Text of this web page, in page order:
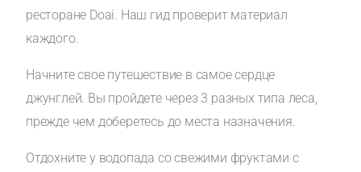
ресторане Doai. Наш гид проверит материал
каждого.
Начните свое путешествие в самое сердце
джунглей. Вы пройдете через 3 разных типа леса,
прежде чем доберетесь до места назначения.
Отдохните у водопада со свежими фруктами с